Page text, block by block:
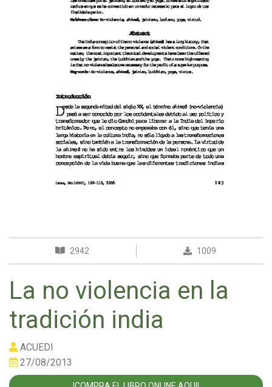
2942 1009
La no violencia en la
tradición india
ACUEDI
27/08/2013